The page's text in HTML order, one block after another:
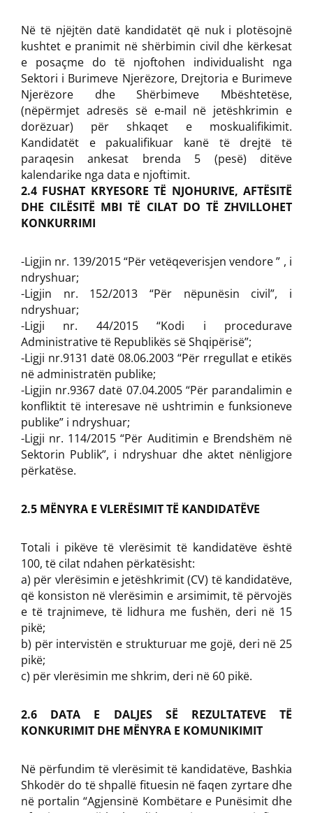
Në të njëjtën datë kandidatët që nuk i plotësojnë
kushtet e pranimit në shërbimin civil dhe kërkesat
e posaçme do të njoftohen individualisht nga
Sektori i Burimeve Njerëzore, Drejtoria e Burimeve
Njerëzore dhe Shërbimeve Mbështetëse,
(nëpërmjet adresës së e-mail në jetëshkrimin e
dorëzuar) për shkaqet e moskualifikimit.
Kandidatët e pakualifikuar kanë të drejtë të
paraqesin ankesat brenda 5 (pesë) ditëve
kalendarike nga data e njoftimit.
2.4 FUSHAT KRYESORE TË NJOHURIVE, AFTËSITË
DHE CILËSITË MBI TË CILAT DO TË ZHVILLOHET
KONKURRIMI
-Ligjin nr. 139/2015 “Për vetëqeverisjen vendore ” , i
ndryshuar;
-Ligjin nr. 152/2013 “Për nëpunësin civil”, i
ndryshuar;
-Ligji nr. 44/2015 “Kodi i procedurave
Administrative të Republikës së Shqipërisë”;
-Ligji nr.9131 datë 08.06.2003 “Për rregullat e etikës
në administratën publike;
-Ligjin nr.9367 datë 07.04.2005 “Për parandalimin e
konfliktit të interesave në ushtrimin e funksioneve
publike” i ndryshuar;
-Ligji nr. 114/2015 “Për Auditimin e Brendshëm në
Sektorin Publik”, i ndryshuar dhe aktet nënligjore
përkatëse.
2.5 MËNYRA E VLERËSIMIT TË KANDIDATËVE
Totali i pikëve të vlerësimit të kandidatëve është
100, të cilat ndahen përkatësisht:
a) për vlerësimin e jetëshkrimit (CV) të kandidatëve,
që konsiston në vlerësimin e arsimimit, të përvojës
e të trajnimeve, të lidhura me fushën, deri në 15
pikë;
b) për intervistën e strukturuar me gojë, deri në 25
pikë;
c) për vlerësimin me shkrim, deri në 60 pikë.
2.6 DATA E DALJES SË REZULTATEVE TË
KONKURIMIT DHE MËNYRA E KOMUNIKIMIT
Në përfundim të vlerësimit të kandidatëve, Bashkia
Shkodër do të shpallë fituesin në faqen zyrtare dhe
në portalin “Agjensinë Kombëtare e Punësimit dhe